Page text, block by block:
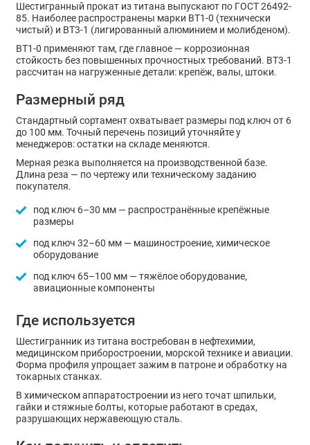
Шестигранный прокат из титана выпускают по ГОСТ 26492-
85. Наиболее распространены марки ВТ1-0 (технически
чистый) и ВТ3-1 (лигированный алюминием и молибденом).
ВТ1-0 применяют там, где главное — коррозионная
стойкость без повышенных прочностных требований. ВТ3-1
рассчитан на нагруженные детали: крепёж, валы, штоки.
Размерный ряд
Стандартный сортамент охватывает размеры под ключ от 6
до 100 мм. Точный перечень позиций уточняйте у
менеджеров: остатки на складе меняются.
Мерная резка выполняется на производственной базе.
Длина реза — по чертежу или техническому заданию
покупателя.
под ключ 6–30 мм — распространённые крепёжные
размеры
под ключ 32–60 мм — машиностроение, химическое
оборудование
под ключ 65–100 мм — тяжёлое оборудование,
авиационные компоненты
Где используется
Шестигранник из титана востребован в нефтехимии,
медицинском приборостроении, морской технике и авиации.
Форма профиля упрощает зажим в патроне и обработку на
токарных станках.
В химическом аппаратостроении из него точат шпильки,
гайки и стяжные болты, которые работают в средах,
разрушающих нержавеющую сталь.